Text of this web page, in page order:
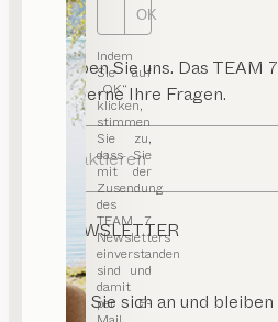
OK
Indem
Sie auf
„OK“
klicken,
stimmen
Sie zu,
dass Sie
mit der
Zusendung
des
TEAM 7
Newsletters
einverstanden
sind und
damit
per E-
Schreiben Sie uns. Das
Ihnen gerne Ihre Fragen.
Kontaktieren
NEWSLETTER
Melden Sie sich an und